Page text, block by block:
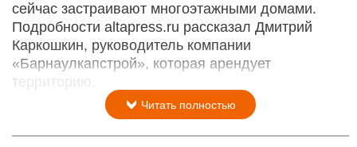
сейчас застраивают многоэтажными домами.
Подробности altapress.ru рассказал Дмитрий
Каркошкин, руководитель компании
«Барнаулкапстрой», которая арендует
территорию.
Читать полностью